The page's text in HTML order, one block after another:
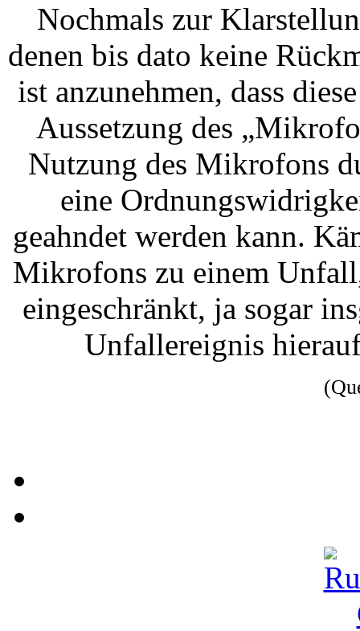
Nochmals zur
denen bis dato keine
ist anzunehmen, dass
Aussetzung des
Nutzung des Mikrofons
eine
geahndet werden kann.
Mikrofons zu einem
eingeschränkt, ja sogar
Unfallereignis